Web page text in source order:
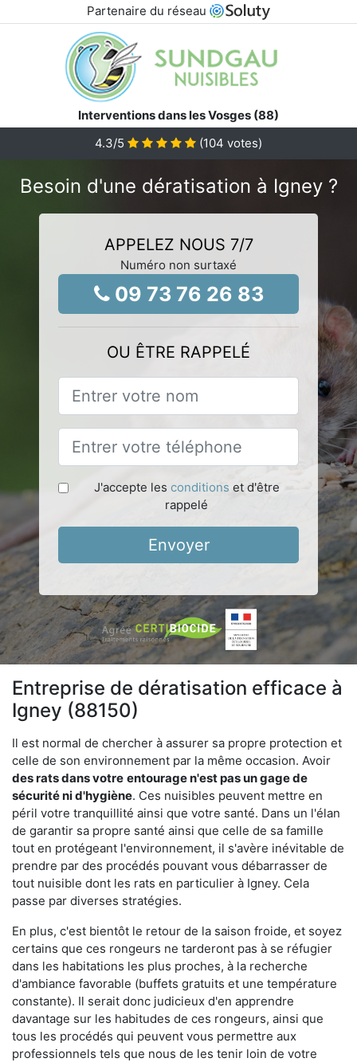
Partenaire du réseau
Interventions dans les Vosges (88)
4.3/5 (104 votes)
Besoin d'une dératisation à Igney ?
APPELEZ NOUS 7/7
Numéro non surtaxé
09 73 76 26 83
OU ÊTRE RAPPELÉ
J'accepte les conditions et d'être
rappelé
Envoyer
Entreprise de dératisation efficace à
Igney (88150)
Il est normal de chercher à assurer sa propre protection et
celle de son environnement par la même occasion. Avoir
des rats dans votre entourage n'est pas un gage de
sécurité ni d'hygiène. Ces nuisibles peuvent mettre en
péril votre tranquillité ainsi que votre santé. Dans un l'élan
de garantir sa propre santé ainsi que celle de sa famille
tout en protégeant l'environnement, il s'avère inévitable de
prendre par des procédés pouvant vous débarrasser de
tout nuisible dont les rats en particulier à Igney. Cela
passe par diverses stratégies.
En plus, c'est bientôt le retour de la saison froide, et soyez
certains que ces rongeurs ne tarderont pas à se réfugier
dans les habitations les plus proches, à la recherche
d'ambiance favorable (buffets gratuits et une température
constante). Il serait donc judicieux d'en apprendre
davantage sur les habitudes de ces rongeurs, ainsi que
tous les procédés qui peuvent vous permettre aux
professionnels tels que nous de les tenir loin de votre